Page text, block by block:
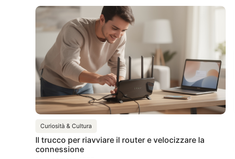
Curiosità & Cultura
Il trucco per riavviare il router e velocizzare la
connessione